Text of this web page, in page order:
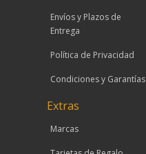
Envíos y Plazos de
Entrega
Política de Privacidad
Condiciones y Garantías
Extras
Marcas